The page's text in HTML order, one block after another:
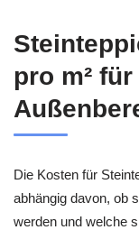
pro m²
Die Kosten für
abhängig davon, ob
werden und welche